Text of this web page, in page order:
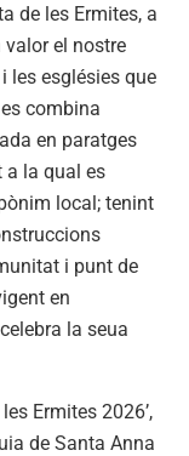
de les Ermites, a
valor el nostre
les esglésies que
combina
en paratges
a la qual es
local; tenint
i punt de
en
la seua
Ermites 2026’,
de Santa Anna